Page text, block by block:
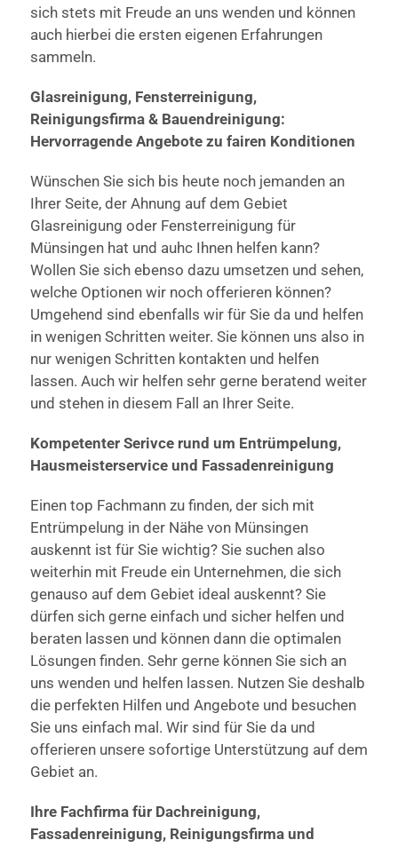
sich stets mit Freude an uns wenden und können
auch hierbei die ersten eigenen Erfahrungen
sammeln.
Glasreinigung, Fensterreinigung,
Reinigungsfirma & Bauendreinigung:
Hervorragende Angebote zu fairen Konditionen
Wünschen Sie sich bis heute noch jemanden an
Ihrer Seite, der Ahnung auf dem Gebiet
Glasreinigung oder Fensterreinigung für
Münsingen hat und auhc Ihnen helfen kann?
Wollen Sie sich ebenso dazu umsetzen und sehen,
welche Optionen wir noch offerieren können?
Umgehend sind ebenfalls wir für Sie da und helfen
in wenigen Schritten weiter. Sie können uns also in
nur wenigen Schritten kontakten und helfen
lassen. Auch wir helfen sehr gerne beratend weiter
und stehen in diesem Fall an Ihrer Seite.
Kompetenter Serivce rund um Entrümpelung,
Hausmeisterservice und Fassadenreinigung
Einen top Fachmann zu finden, der sich mit
Entrümpelung in der Nähe von Münsingen
auskennt ist für Sie wichtig? Sie suchen also
weiterhin mit Freude ein Unternehmen, die sich
genauso auf dem Gebiet ideal auskennt? Sie
dürfen sich gerne einfach und sicher helfen und
beraten lassen und können dann die optimalen
Lösungen finden. Sehr gerne können Sie sich an
uns wenden und helfen lassen. Nutzen Sie deshalb
die perfekten Hilfen und Angebote und besuchen
Sie uns einfach mal. Wir sind für Sie da und
offerieren unsere sofortige Unterstützung auf dem
Gebiet an.
Ihre Fachfirma für Dachreinigung,
Fassadenreinigung, Reinigungsfirma und